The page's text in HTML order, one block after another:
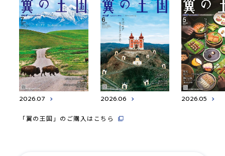
2026.07 2026.06 2026.05
「翼の王国」のご購入はこちら